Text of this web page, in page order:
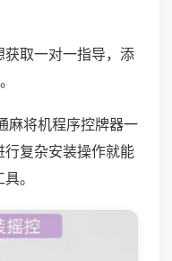
取一对一指导，添
麻将机程序控牌器一
复杂安装操作就能
。